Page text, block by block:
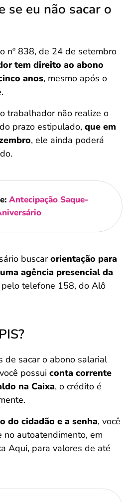
se eu não sacar o
nº 838, de 24 de setembro
tem direito ao abono
anos, mesmo após o
trabalhador não realize o
prazo estipulado, que em
, ele ainda poderá
Antecipação Saque-
buscarorientação para
agência presencial da
telefone 158, do Alô
de sacar o abono salarial
possui conta corrente
na Caixa, o crédito é
do cidadão e a senha, você
no autoatendimento, em
Aqui, para valores de até